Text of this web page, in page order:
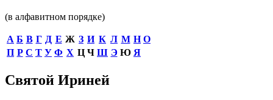
(в алфавитном порядке)
А Б В Г Д Е Ж З И К Л М Н О
П Р С Т У Ф Х Ц Ч Ш Э Ю Я
Святой Ириней